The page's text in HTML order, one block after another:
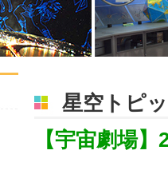
星空トピ
【宇宙劇場】